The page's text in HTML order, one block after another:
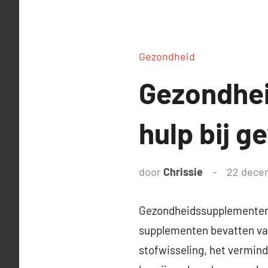
Gezondheid
hulp bij
door Chrissie 22
supplementen bevatten
stofwisseling, het